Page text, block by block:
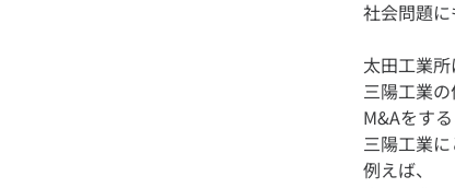
太田工業
三陽工業
M&Aをする
三陽工業
例えば、